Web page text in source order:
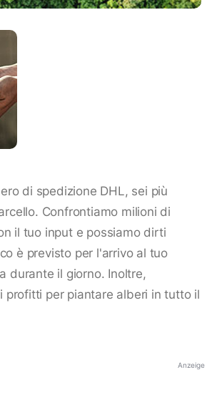
di spedizione DHL, sei più
Confrontiamo milioni di
il tuo input e possiamo dirti
è previsto per l'arrivo al tuo
durante il giorno. Inoltre,
profitti per piantare alberi in tutto il
Anzeige